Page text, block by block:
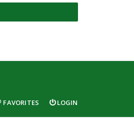
FAVORITES LOGIN